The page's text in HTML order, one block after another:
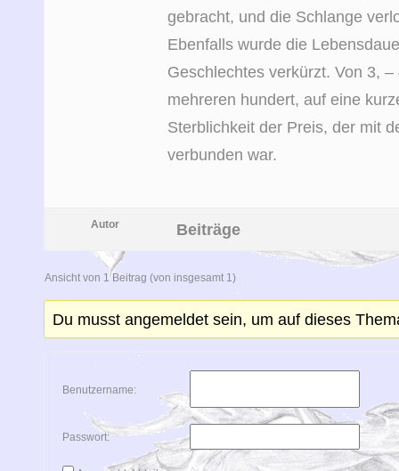
gebracht, und die Schlange
Ebenfalls wurde die
Geschlechtes verkürzt. Von 3,
mehreren hundert, auf eine
Sterblichkeit der Preis, der mit
verbunden war.
Autor Beiträge
Ansicht von 1 Beitrag (von insgesamt 1)
Du musst angemeldet sein, um auf dieses
Benutzername:
Passwort: